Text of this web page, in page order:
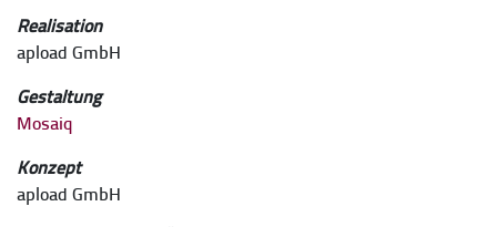
Realisation
apload GmbH
Gestaltung
Mosaiq
Konzept
apload GmbH